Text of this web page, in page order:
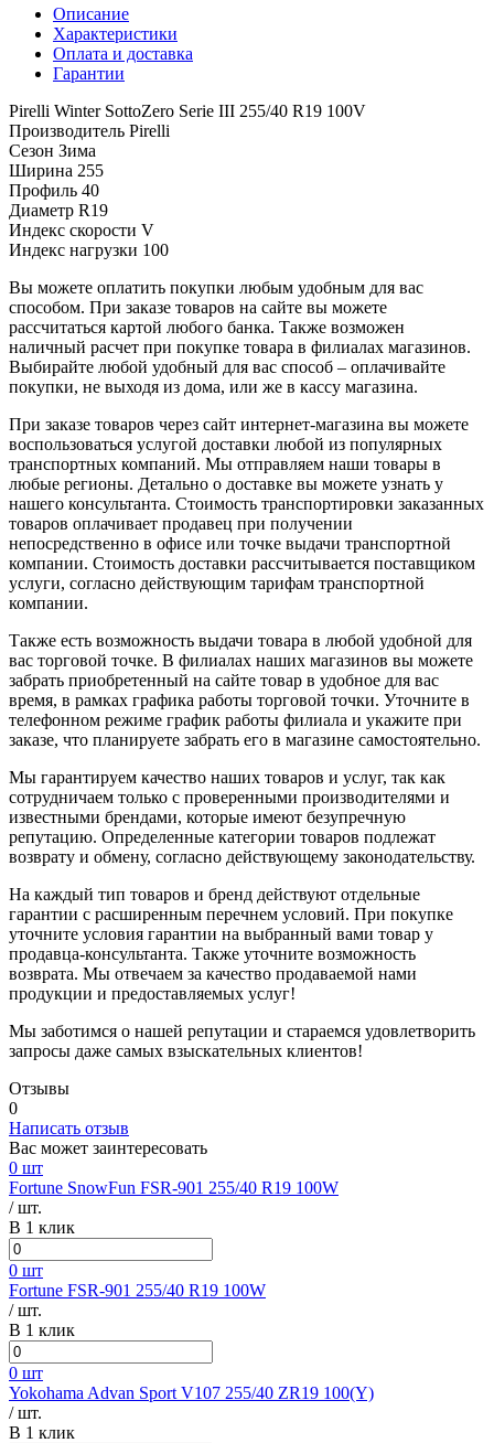
Описание
Характеристики
Оплата и доставка
Гарантии
Pirelli Winter SottoZero Serie III 255/40 R19 100V
Производитель Pirelli
Сезон Зима
Ширина 255
Профиль 40
Диаметр R19
Индекс скорости V
Индекс нагрузки 100
Вы можете оплатить покупки любым удобным для вас
способом. При заказе товаров на сайте вы можете
рассчитаться картой любого банка. Также возможен
наличный расчет при покупке товара в филиалах магазинов.
Выбирайте любой удобный для вас способ – оплачивайте
покупки, не выходя из дома, или же в кассу магазина.
При заказе товаров через сайт интернет-магазина вы можете
воспользоваться услугой доставки любой из популярных
транспортных компаний. Мы отправляем наши товары в
любые регионы. Детально о доставке вы можете узнать у
нашего консультанта. Стоимость транспортировки заказанных
товаров оплачивает продавец при получении
непосредственно в офисе или точке выдачи транспортной
компании. Стоимость доставки рассчитывается поставщиком
услуги, согласно действующим тарифам транспортной
компании.
Также есть возможность выдачи товара в любой удобной для
вас торговой точке. В филиалах наших магазинов вы можете
забрать приобретенный на сайте товар в удобное для вас
время, в рамках графика работы торговой точки. Уточните в
телефонном режиме график работы филиала и укажите при
заказе, что планируете забрать его в магазине самостоятельно.
Мы гарантируем качество наших товаров и услуг, так как
сотрудничаем только с проверенными производителями и
известными брендами, которые имеют безупречную
репутацию. Определенные категории товаров подлежат
возврату и обмену, согласно действующему законодательству.
На каждый тип товаров и бренд действуют отдельные
гарантии с расширенным перечнем условий. При покупке
уточните условия гарантии на выбранный вами товар у
продавца-консультанта. Также уточните возможность
возврата. Мы отвечаем за качество продаваемой нами
продукции и предоставляемых услуг!
Мы заботимся о нашей репутации и стараемся удовлетворить
запросы даже самых взыскательных клиентов!
Отзывы
0
Написать отзыв
Вас может заинтересовать
0 шт
Fortune SnowFun FSR-901 255/40 R19 100W
/ шт.
В 1 клик
0 шт
Fortune FSR-901 255/40 R19 100W
/ шт.
В 1 клик
0 шт
Yokohama Advan Sport V107 255/40 ZR19 100(Y)
/ шт.
В 1 клик